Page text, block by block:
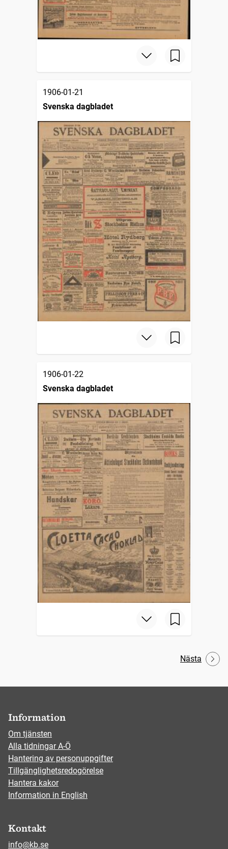
1906-01-21
Svenska dagbladet
1906-01-22
Svenska dagbladet
Nästa
Information
Om tjänsten
Alla tidningar A-Ö
Hantering av personuppgifter
Tillgänglighetsredogörelse
Hantera kakor
Information in English
Kontakt
info@kb.se